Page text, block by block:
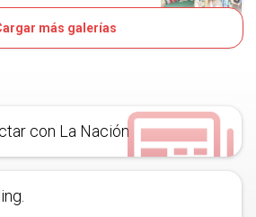
más galerías
con La Nación